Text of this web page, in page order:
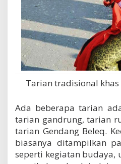
Tarian tradisional
Ada beberapa tarian
tarian gandrung, tarian
tarian Gendang Beleq.
biasanya ditampilkan
seperti kegiatan budaya,